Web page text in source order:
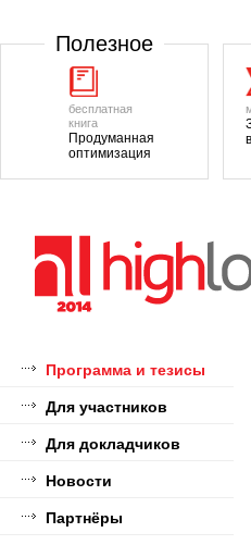
Полезноe
бесплатная
книга
Продуманная
оптимизация
Программа и тезисы
Для участников
Для докладчиков
Новости
Партнёры